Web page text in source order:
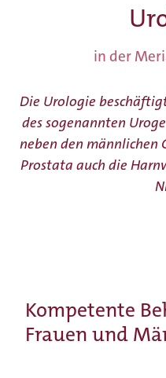
in der
Die Urologie
des sogenannten
neben den männlichen
Prostata auch die
Kompetente
Frauen und